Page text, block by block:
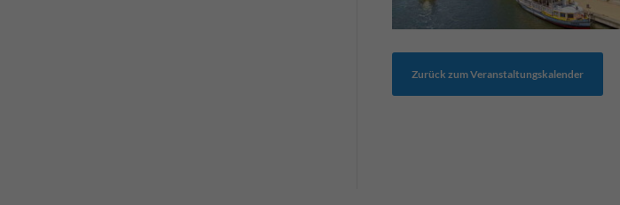
Zurück zum Veranstaltungskalender